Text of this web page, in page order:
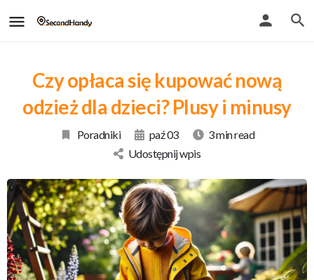
Czy opłaca się kupować nową
odzież dla dzieci? Plusy i minusy
Poradniki paź 03
3 min read
Udostępnij wpis